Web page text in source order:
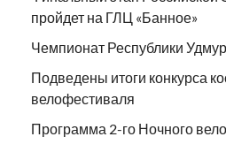
пройдет на ГЛЦ «Банное»
Чемпионат Республики
Подведены итоги конкурса
велофестиваля
Программа 2-го Ночного